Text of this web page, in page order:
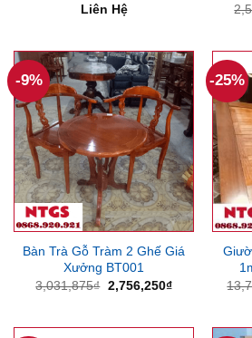
Liên Hệ
-9%
Bàn Trà Gỗ Tràm 2 Ghế Giá
Xưởng BT001
3,031,875₫ Giá
2,756,250₫Giá
-25%